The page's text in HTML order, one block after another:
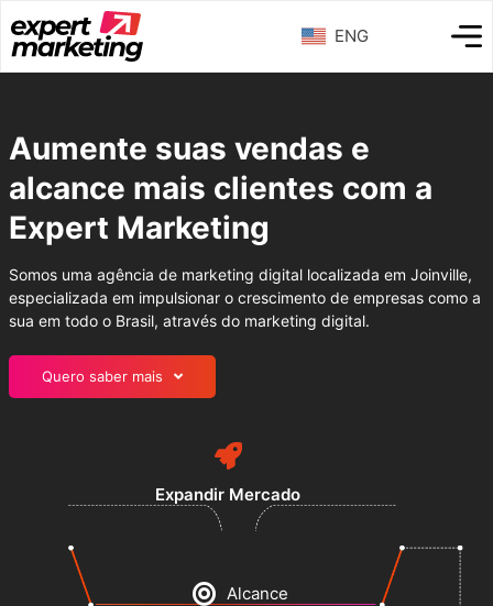
ENG
Aumente suas vendas e
alcance mais clientes com a
Expert Marketing
Somos uma agência de marketing digital localizada em Joinville,
especializada em impulsionar o crescimento de empresas como a
sua em todo o Brasil, através do marketing digital.
Quero saber mais
Expandir Mercado
Alcance